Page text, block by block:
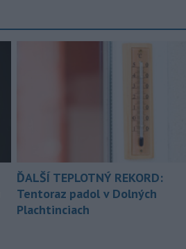
ĎALŠÍ TEPLOTNÝ REKORD:
Tentoraz padol v Dolných
Plachtinciach